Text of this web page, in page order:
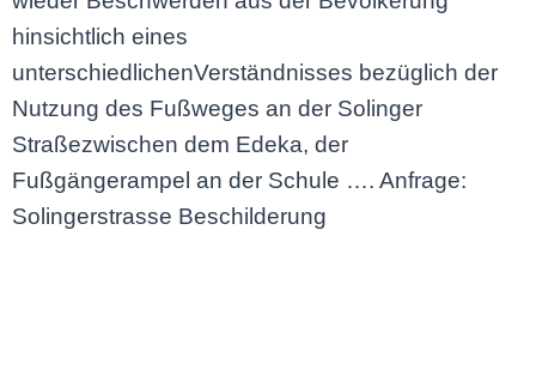
hinsichtlich eines
unterschiedlichenVerständnisses bezüglich der
Nutzung des Fußweges an der Solinger
Straßezwischen dem Edeka, der
Fußgängerampel an der Schule …. Anfrage:
Solingerstrasse Beschilderung